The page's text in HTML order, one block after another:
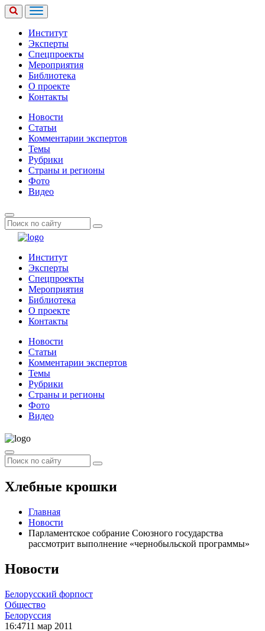
Институт
Эксперты
Спецпроекты
Мероприятия
Библиотека
О проекте
Контакты
Новости
Статьи
Комментарии экспертов
Темы
Рубрики
Страны и регионы
Фото
Видео
Институт
Эксперты
Спецпроекты
Мероприятия
Библиотека
О проекте
Контакты
Новости
Статьи
Комментарии экспертов
Темы
Рубрики
Страны и регионы
Фото
Видео
Хлебные крошки
Главная
Новости
Парламентское собрание Союзного государства
рассмотрит выполнение «чернобыльской программы»
Новости
Белорусский форпост
Общество
Белоруссия
16:4711 мар 2011